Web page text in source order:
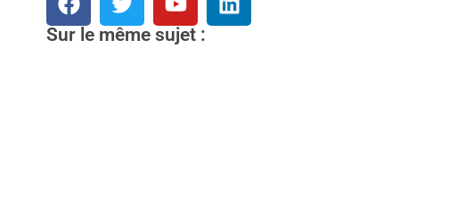
Sur le même sujet :